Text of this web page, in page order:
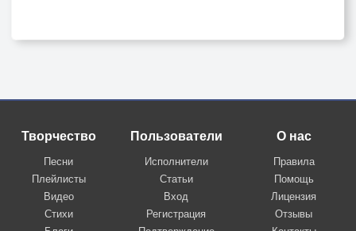
Творчество
Песни
Плейлисты
Видео
Стихи
Пользователи
Исполнители
Статьи
Вход
Регистрация
О нас
Правила
Помощь
Лицензия
Отзывы